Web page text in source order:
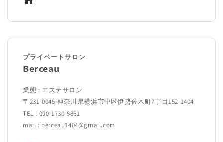
プライベートサロン
Berceau
業態 : エステサロン
〒231-0045 神奈川県横浜市中区伊勢佐木町7丁目152-1404
TEL : 090-1730-5861
mail : berceau1404@gmail.com